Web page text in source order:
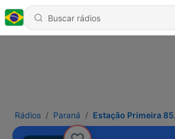
Rádios Paraná Estação Primeira